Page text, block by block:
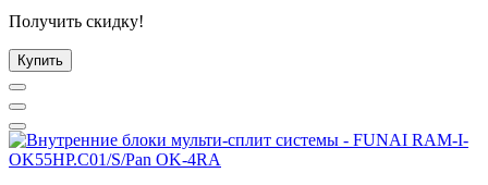
Получить скидку!
Купить